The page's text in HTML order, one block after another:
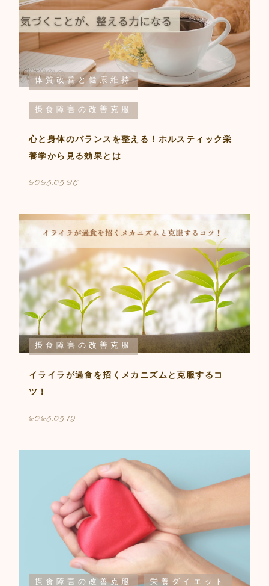
体質改善と健康維持
摂食障害の改善克服
心と身体のバランスを整える！ホルスティック栄
養学から見る効果とは
2025.05.26
摂食障害の改善克服
イライラが過食を招くメカニズムと克服するコ
ツ！
2025.05.19
摂食障害の改善克服 栄養ダイエット